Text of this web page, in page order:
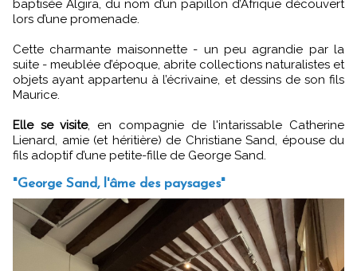
baptisée Algira, du nom d’un papillon d’Afrique découvert
lors d’une promenade.
Cette charmante maisonnette - un peu agrandie par la
suite - meublée d’époque, abrite collections naturalistes et
objets ayant appartenu à l’écrivaine, et dessins de son fils
Maurice.
Elle se visite, en compagnie de l'intarissable Catherine
Lienard, amie (et héritière) de Christiane Sand, épouse du
fils adoptif d’une petite-fille de George Sand.
"George Sand, l'âme des paysages"